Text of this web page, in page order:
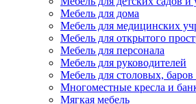
Мебель для дома
Мебель для медицинских
Мебель для открытого
Мебель для персонала
Мебель для руководителей
Мебель для столовых,
Многоместные кресла и
Мягкая мебель